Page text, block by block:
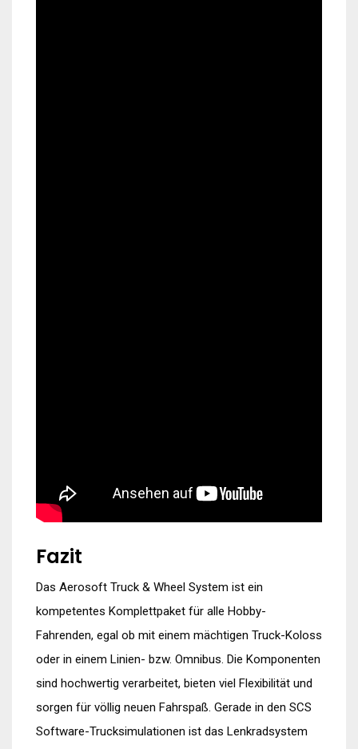
Fazit
Das Aerosoft Truck & Wheel System ist ein
kompetentes Komplettpaket für alle Hobby-
Fahrenden, egal ob mit einem mächtigen Truck-Koloss
oder in einem Linien- bzw. Omnibus. Die Komponenten
sind hochwertig verarbeitet, bieten viel Flexibilität und
sorgen für völlig neuen Fahrspaß. Gerade in den SCS
Software-Trucksimulationen ist das Lenkradsystem